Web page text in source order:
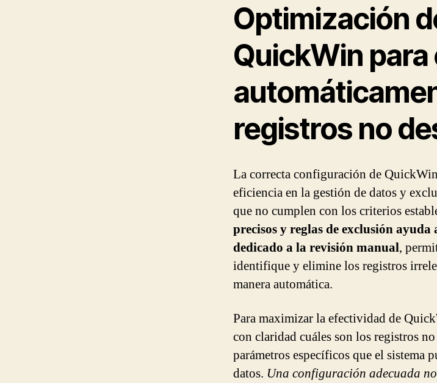
Optimización
QuickWin
registros no
La correcta configuración de
eficiencia en la gestión de datos y
que no cumplen con los criterios
precisos y reglas de exclusión
dedicado a la revisión manual,
identifique y elimine los registros
manera automática.
Para maximizar la efectividad de
con claridad cuáles son los registros
parámetros específicos que el sistema
datos. Una configuración adecuada